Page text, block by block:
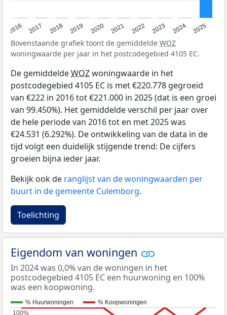
2016 2017 2018 2019 2020 2021 2022 2023 2024 2025
Bovenstaande grafiek toont de gemiddelde WOZ
woningwaarde per jaar in het postcodegebied 4105 EC.
De gemiddeldeWOZwoningwaarde in het
postcodegebied 4105 EC is met €220.778 gegroeid
van €222 in 2016 tot €221.000 in 2025 (dat is een groei
van 99.450%). Het gemiddelde verschil per jaar over
de hele periode van 2016 tot en met 2025 was
€24.531 (6.292%). De ontwikkeling van de data in de
tijd volgt een duidelijk stijgende trend: De cijfers
groeien bijna ieder jaar.
Bekijk ook de ranglijst van de woningwaarden per
buurt in de gemeente Culemborg.
Toelichting
Eigendom van woningen
In 2024 was 0,0% van de woningen in het
postcodegebied 4105 EC een huurwoning en 100%
was een koopwoning.
% Huurwoningen
% Koopwoningen
100%
100%